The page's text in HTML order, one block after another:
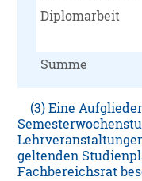
Diplomarbeit
Summe
(3) Eine
geltenden
Fachbereichsrat